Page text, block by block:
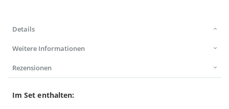
Details
Weitere Informationen
Rezensionen
Im Set enthalten: